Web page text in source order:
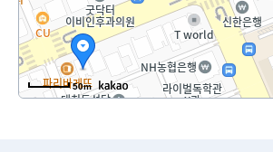
50m